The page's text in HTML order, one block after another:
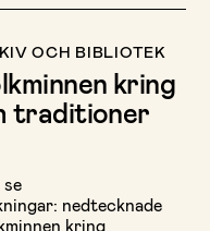
OCH BIBLIOTEK
kring
traditioner
nedtecknade
kring